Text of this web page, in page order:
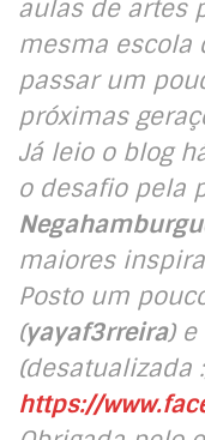
aulas de artes
mesma escola
passar um
próximas
Já leio o blog
o desafio pela
maiores
Posto um
(yayaf3rreira) e
(desatualizada
https://